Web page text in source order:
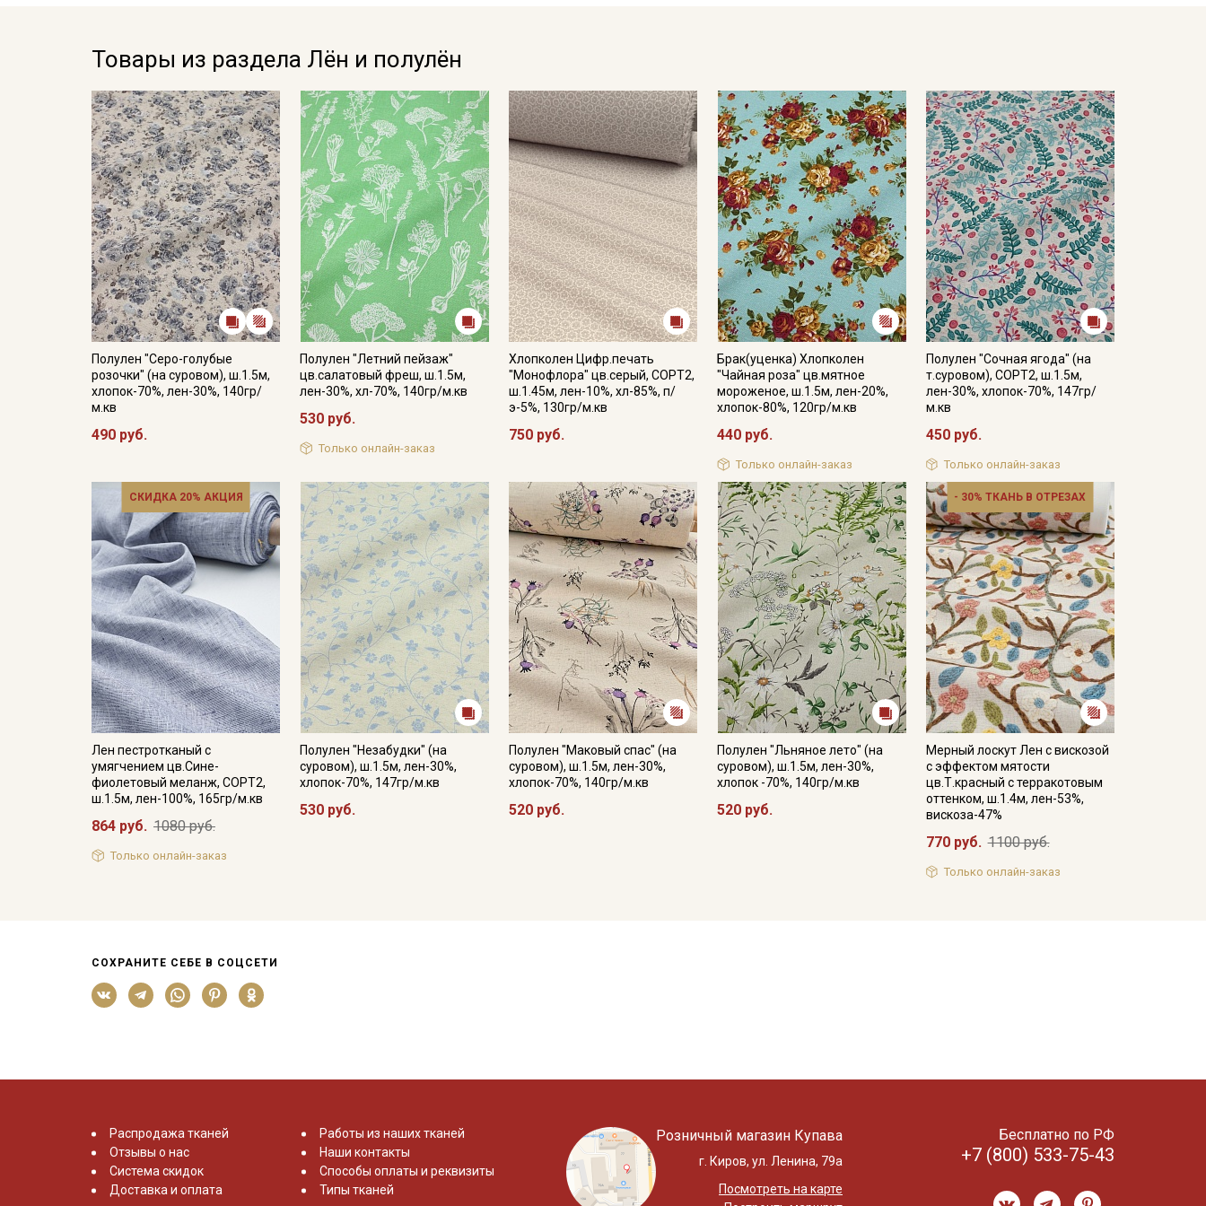
Товары из раздела Лён и полулён
Полулен "Серо-голубые
розочки" (на суровом), ш.1.5м,
хлопок-70%, лен-30%, 140гр/
м.кв
490 руб.
Полулен "Летний пейзаж"
цв.салатовый фреш, ш.1.5м,
лен-30%, хл-70%, 140гр/м.кв
530 руб.
Только онлайн-заказ
Хлопколен Цифр.печать
"Монофлора" цв.серый, СОРТ2,
ш.1.45м, лен-10%, хл-85%, п/
э-5%, 130гр/м.кв
750 руб.
Брак(уценка) Хлопколен
"Чайная роза" цв.мятное
мороженое, ш.1.5м, лен-20%,
хлопок-80%, 120гр/м.кв
440 руб.
Только онлайн-заказ
Полулен "Сочная ягода" (на
т.суровом), СОРТ2, ш.1.5м,
лен-30%, хлопок-70%, 147гр/
м.кв
450 руб.
Только онлайн-заказ
СКИДКА 20% АКЦИЯ
Лен пестротканый с
умягчением цв.Сине-
фиолетовый меланж, СОРТ2,
ш.1.5м, лен-100%, 165гр/м.кв
864 руб. 1080 руб.
Только онлайн-заказ
Полулен "Незабудки" (на
суровом), ш.1.5м, лен-30%,
хлопок-70%, 147гр/м.кв
530 руб.
Полулен "Маковый спас" (на
суровом), ш.1.5м, лен-30%,
хлопок-70%, 140гр/м.кв
520 руб.
Полулен "Льняное лето" (на
суровом), ш.1.5м, лен-30%,
хлопок -70%, 140гр/м.кв
520 руб.
- 30% ТКАНЬ В ОТРЕЗАХ
Мерный лоскут Лен с вискозой
с эффектом мятости
цв.Т.красный с терракотовым
оттенком, ш.1.4м, лен-53%,
вискоза-47%
770 руб. 1100 руб.
Только онлайн-заказ
СОХРАНИТЕ СЕБЕ В СОЦСЕТИ
Распродажа тканей
Отзывы о нас
Система скидок
Доставка и оплата
Работы из наших тканей
Наши контакты
Способы оплаты и реквизиты
Типы тканей
Розничный магазин Купава
г. Киров, ул. Ленина, 79а
Посмотреть на карте
Бесплатно по РФ
+7 (800) 533-75-43
Подписаться
Ознакомлен(а) сПолитикой обработки персональных
данных
и даюСогласие на обработку персональных
данных
ДаюСогласие на получение рекламных и
информационных рассылок